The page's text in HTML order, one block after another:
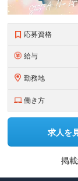
応募資格
給与
勤務地
働き方
求人を
掲